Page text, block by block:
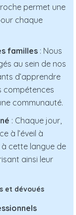
permet une
chaque
familles : Nous
au sein de nos
d’apprendre
compétences
communauté.
: Chaque jour,
à l’éveil à
à cette langue de
ainsi leur
et dévoués